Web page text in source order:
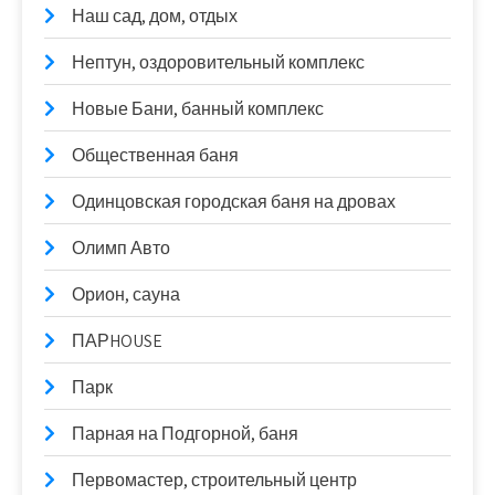
Наш сад, дом, отдых
Нептун, оздоровительный комплекс
Новые Бани, банный комплекс
Общественная баня
Одинцовская городская баня на дровах
Олимп Авто
Орион, сауна
ПАРHOUSE
Парк
Парная на Подгорной, баня
Первомастер, строительный центр